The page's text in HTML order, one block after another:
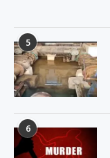
5
6